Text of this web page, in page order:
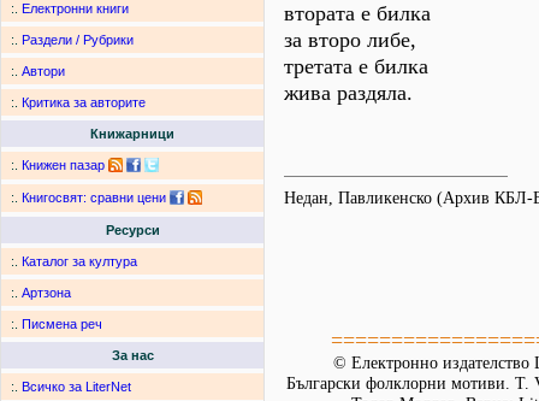
:. Електронни книги
:. Раздели / Рубрики
:. Автори
:. Критика за авторите
Книжарници
:. Книжен пазар
:. Книгосвят: сравни цени
Ресурси
:. Каталог за култура
:. Артзона
:. Писмена реч
За нас
:. Всичко за LiterNet
втората е билка
за второ либе,
третата е билка
жива раздяла.
Недан, Павликенско (Архив
© Електронно издателство
Български фолклорни мотиви.